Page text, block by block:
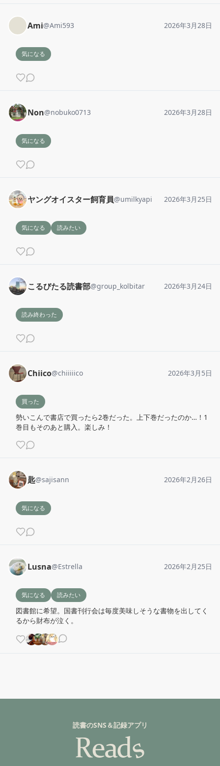
Ami@Ami593 2026年3月28日
気になる
Non@nobuko0713 2026年3月28日
気になる
ヤングオイスター飼育員@umilkyapi 2026年3月25日
気になる 読みたい
こるびたる読書部@group_kolbitar 2026年3月24日
読み終わった
Chiico@chiiiiico 2026年3月5日
買った
勢いこんで書店で買ったら2巻だった。上下巻だったのか…！1
巻目もそのあと購入。楽しみ！
匙@sajisann 2026年2月26日
気になる
Lusna@Estrella 2026年2月25日
気になる 読みたい
図書館に希望。国書刊行会は毎度美味しそうな書物を出してく
るから財布が泣く。
読書のSNS＆記録アプリ